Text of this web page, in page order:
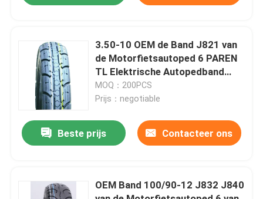
Kwaliteitscontrole
Contacteer ons
nieuws
Alle Gevallen
De Band van de straatmotorfiets
3.50-10 OEM de Band J821 van
de Motorfietsautoped 6 PAREN
TL Elektrische Autopedband
Zonder binnenband
MOQ：200PCS
Prijs：negotiable
Beste prijs Contacteer ons
OEM Band 100/90-12 J832 J840